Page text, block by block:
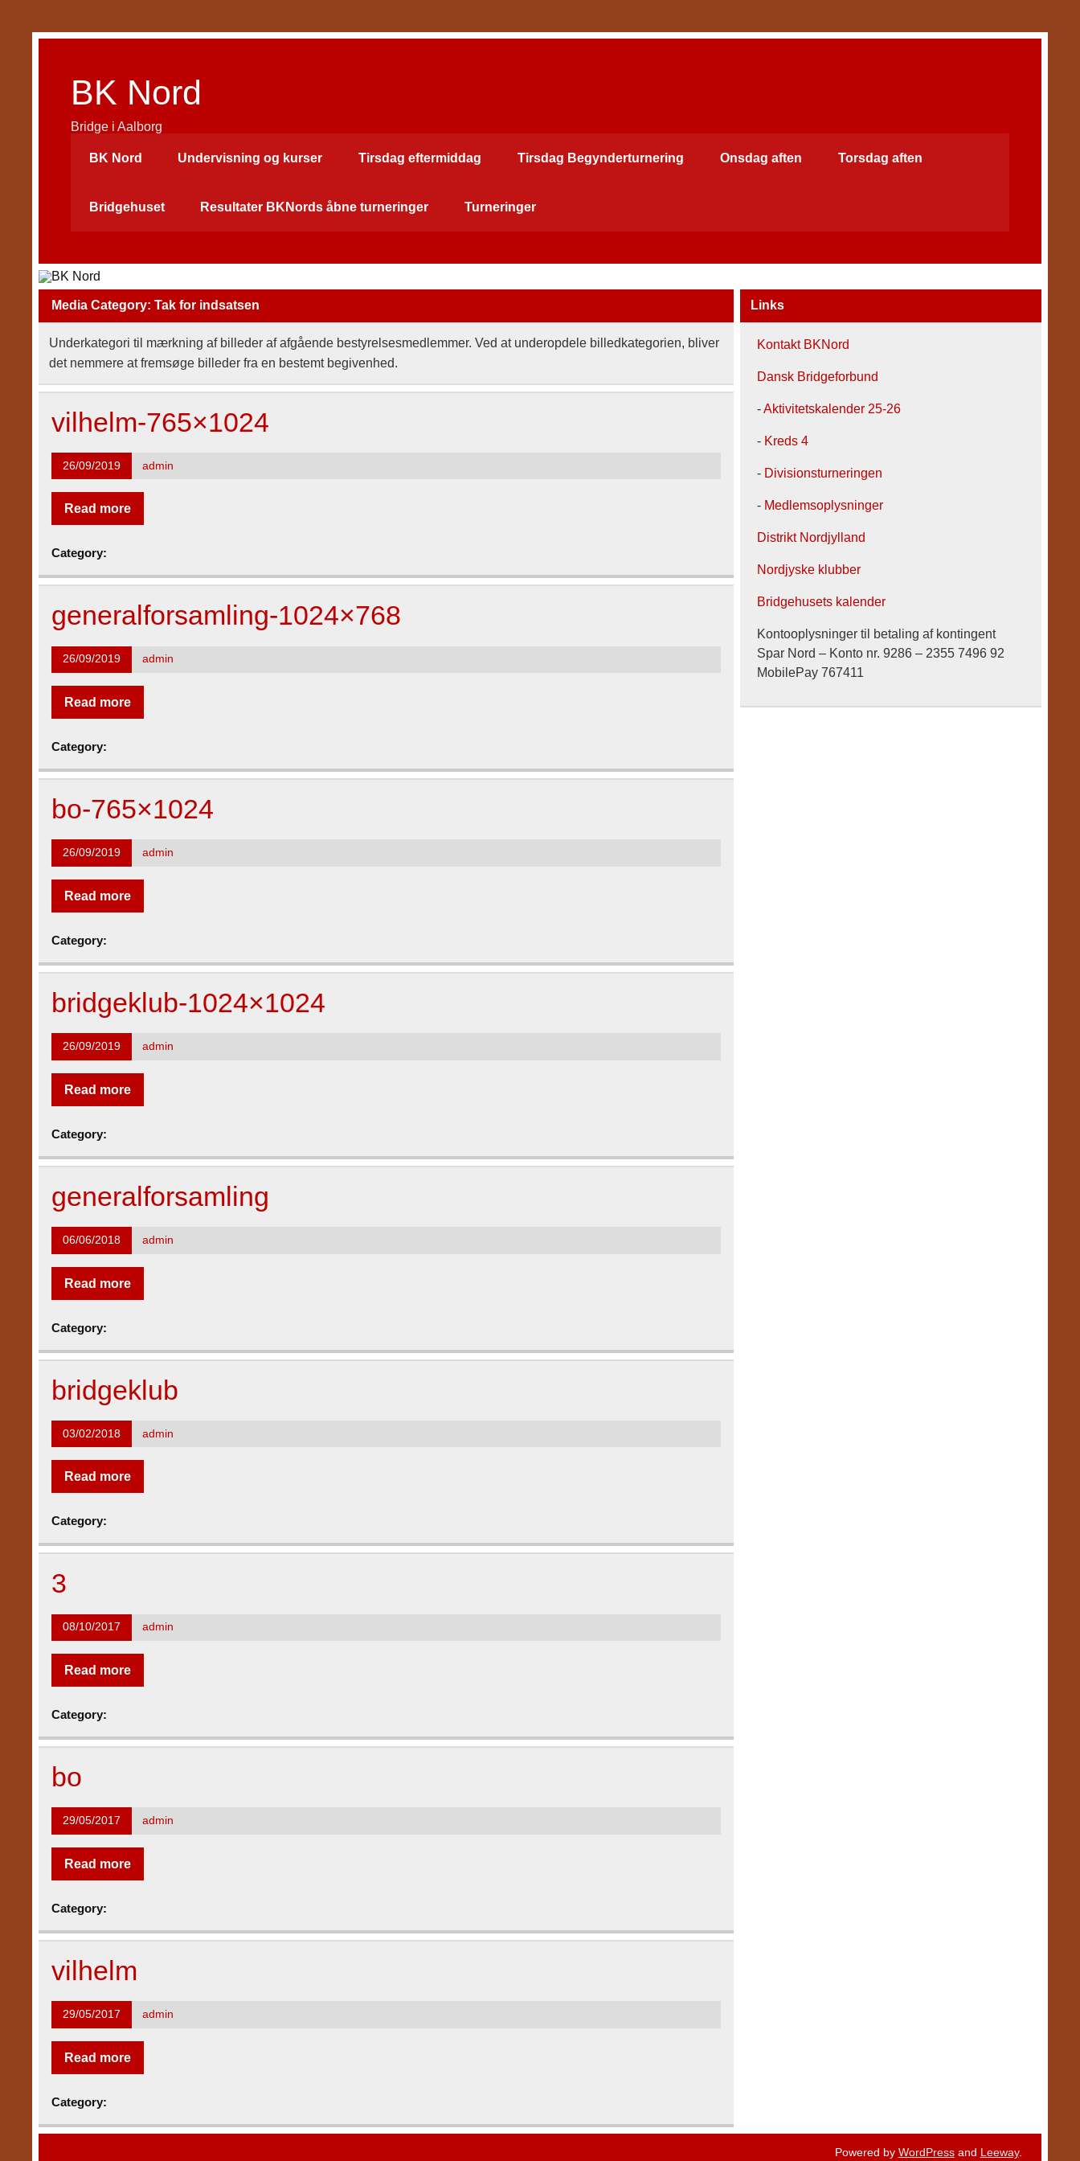
content
BK Nord
Bridge i Aalborg
BK Nord Undervisning og kurser Tirsdag eftermiddag Tirsdag Begynderturnering Onsdag aften Torsdag aften
Bridgehuset Resultater BKNords åbne turneringer Turneringer
Media Category:Tak for indsatsen
Underkategori til mærkning af billeder af afgående bestyrelsesmedlemmer. Ved at underopdele billedkategorien, bliver
det nemmere at fremsøge billeder fra en bestemt begivenhed.
vilhelm-765×1024
26/09/2019 admin
Read more
Category:
generalforsamling-1024×768
26/09/2019 admin
Read more
Category:
bo-765×1024
26/09/2019 admin
Read more
Category:
bridgeklub-1024×1024
26/09/2019 admin
Read more
Category:
generalforsamling
06/06/2018 admin
Read more
Category:
bridgeklub
03/02/2018 admin
Read more
Category:
3
08/10/2017 admin
Read more
Category:
bo
29/05/2017 admin
Read more
Category:
vilhelm
29/05/2017 admin
Read more
Category:
Links
Kontakt BKNord
Dansk Bridgeforbund
-Aktivitetskalender 25-26
- Kreds 4
- Divisionsturneringen
- Medlemsoplysninger
Distrikt Nordjylland
Nordjyske klubber
Bridgehusets kalender
Kontooplysninger til betaling af kontingent
Spar Nord – Konto nr. 9286 – 2355 7496 92
MobilePay 767411
Powered by WordPressand Leeway.